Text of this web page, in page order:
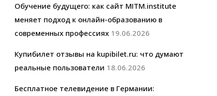
Обучение будущего: как сайт MITM.institute
меняет подход к онлайн-образованию в
современных профессиях 19.06.2026
Купибилет отзывы на kupibilet.ru: что думают
реальные пользователи 18.06.2026
Бесплатное телевидение в Германии: